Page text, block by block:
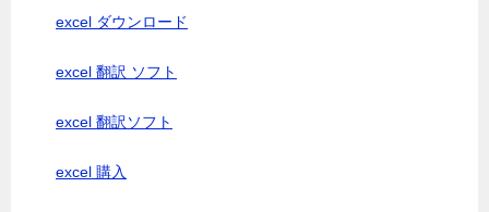
excel ダウンロード
excel 翻訳 ソフト
excel 翻訳ソフト
excel 購入